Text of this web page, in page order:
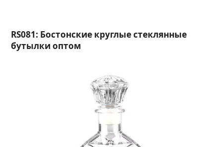
RS081: Бостонские круглые стеклянные
бутылки оптом